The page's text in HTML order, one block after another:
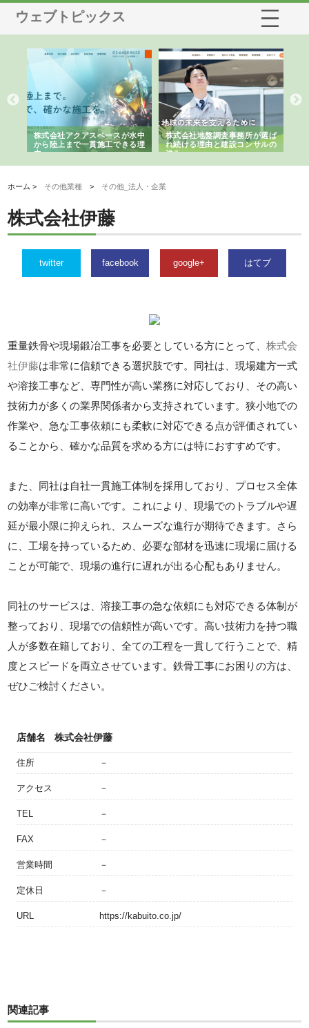
ウェブトピックス
株式会社アクアスペースが水中
から陸上まで一貫施工できる理
由
株式会社地盤調査事務所が選ば
れ続ける理由と建設コンサルの
強み
ホーム > その他業種 > その他_法人・企業
株式会社伊藤
twitter facebook google+ はてブ
重量鉄骨や現場鍛冶工事を必要としている方にとって、株式会
社伊藤は非常に信頼できる選択肢です。同社は、現場建方一式
や溶接工事など、専門性が高い業務に対応しており、その高い
技術力が多くの業界関係者から支持されています。狭小地での
作業や、急な工事依頼にも柔軟に対応できる点が評価されてい
ることから、確かな品質を求める方には特におすすめです。
また、同社は自社一貫施工体制を採用しており、プロセス全体
の効率が非常に高いです。これにより、現場でのトラブルや遅
延が最小限に抑えられ、スムーズな進行が期待できます。さら
に、工場を持っているため、必要な部材を迅速に現場に届ける
ことが可能で、現場の進行に遅れが出る心配もありません。
同社のサービスは、溶接工事の急な依頼にも対応できる体制が
整っており、現場での信頼性が高いです。高い技術力を持つ職
人が多数在籍しており、全ての工程を一貫して行うことで、精
度とスピードを両立させています。鉄骨工事にお困りの方は、
ぜひご検討ください。
店舗名 株式会社伊藤
住所 －
アクセス －
TEL －
FAX －
営業時間 －
定休日 －
URL https://kabuito.co.jp/
関連記事